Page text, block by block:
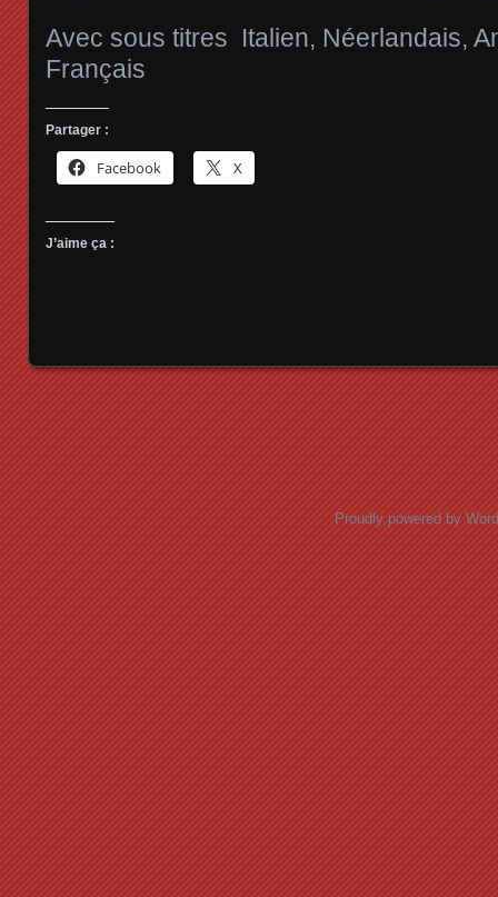
Avec sous titres Italien, Néerlandais,
Français
Partager :
Facebook X
J’aime ça :
Proudly powered by